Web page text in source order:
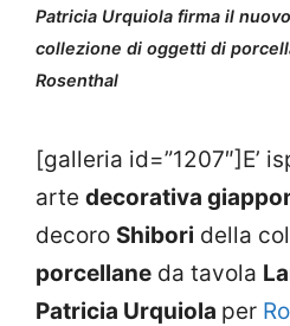
Patricia Urquiola firma il
collezione di oggetti di
Rosenthal
[galleria id=”1207″]E’
arte decorativa
decoro Shibori della
porcellane da tavola
Patricia Urquiola per